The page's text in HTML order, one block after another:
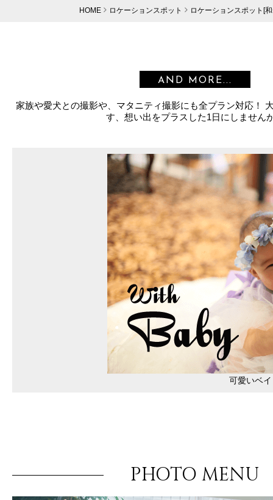
HOME ロケーションスポット ロケーションスポット[
AND MORE...
家族や愛犬との撮影や、マタニティ撮影にも全プラン対応！
す、想い出をプラスした1日にしません
可愛いベ
PHOTO MENU